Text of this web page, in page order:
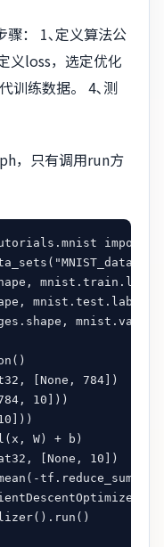
： 1､定义算法公
义loss，选定优化
训练数据。 4､测
，只有调用run方
import
",
[None, 784])
10]))
W) + b)
[None, 10])